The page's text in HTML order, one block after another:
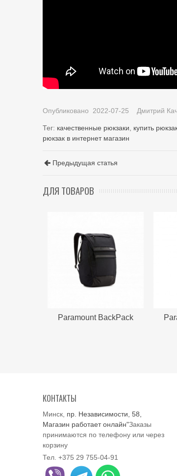
Опубликовано 2022-07-25 Дмитрий
Тег: качественные рюкзаки, купить
рюкзак в интернет магазин
Предыдущая статья
ДЛЯ ТОВАРОВ
Paramount BackPack
КОНТАКТЫ
Минск, пр. Независимости, 58,
Магазин работает онлайн"Заказы
принимаются по телефону или через
корзину
Тел. +375 29 755-04-91